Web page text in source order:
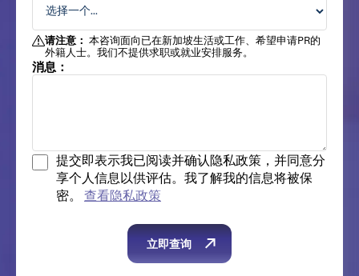
请注意： 本咨询面向已在新加坡生活或工作、希望申请PR的
外籍人士。我们不提供求职或就业安排服务。
消息：
提交即表示我已阅读并确认隐私政策，并同意分
享个人信息以供评估。我了解我的信息将被保
密。 查看隐私政策